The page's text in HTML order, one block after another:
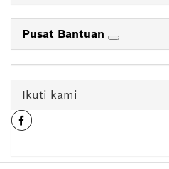
Pusat Bantuan
Ikuti kami